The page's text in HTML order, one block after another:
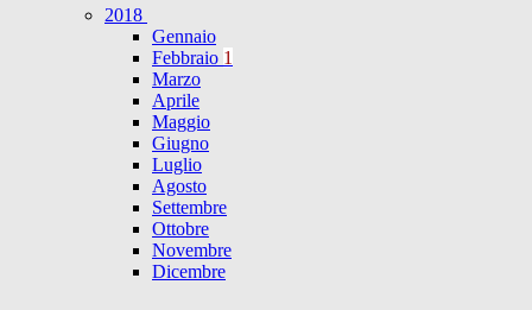
2018
Gennaio
Febbraio 1
Marzo
Aprile
Maggio
Giugno
Luglio
Agosto
Settembre
Ottobre
Novembre
Dicembre